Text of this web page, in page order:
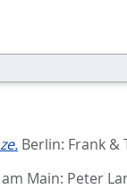
Berlin: Frank &
Main: Peter